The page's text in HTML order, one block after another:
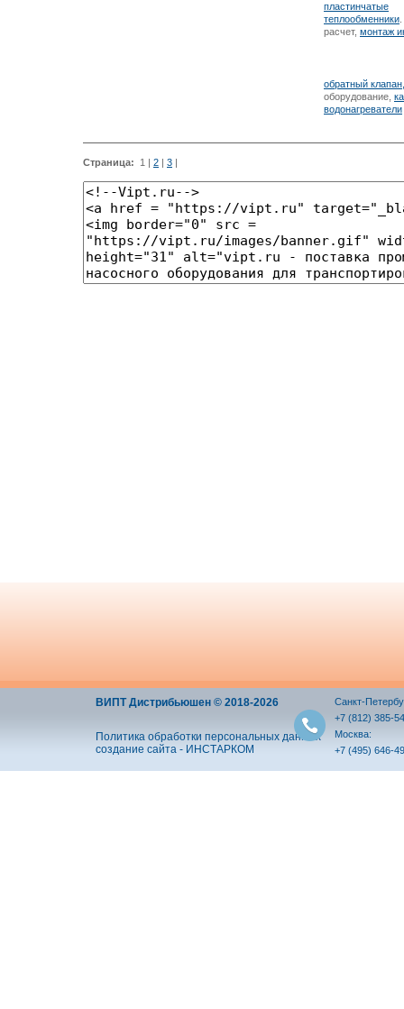
пластинчатые
теплообменники
расчет, монтаж
обратный
оборудование,
водонагреватели
Страница: 1 | 2 | 3 |
ВИПТ Дистрибьюшен © 2018-2026
Политика обработки персональных данных
создание сайта - ИНСТАРКОМ
Санкт-
+7 (812) 385-
Москва:
+7 (495) 646-